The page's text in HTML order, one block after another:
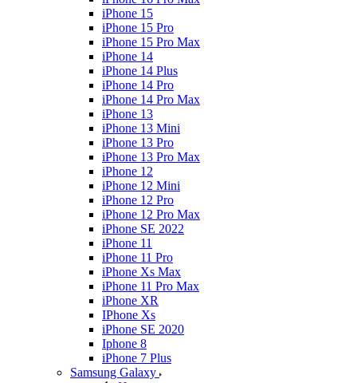
iPhone 15
iPhone 15 Pro
iPhone 15 Pro Max
iPhone 14
iPhone 14 Plus
iPhone 14 Pro
iPhone 14 Pro Max
iPhone 13
iPhone 13 Mini
iPhone 13 Pro
iPhone 13 Pro Max
iPhone 12
iPhone 12 Mini
iPhone 12 Pro
iPhone 12 Pro Max
iPhone SE 2022
iPhone 11
iPhone 11 Pro
iPhone Xs Max
iPhone 11 Pro Max
iPhone XR
IPhone Xs
iPhone SE 2020
Iphone 8
iPhone 7 Plus
Samsung Galaxy